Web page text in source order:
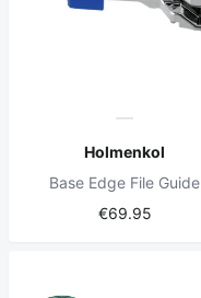
Holmenkol
Base Edge File Guide
€69.95